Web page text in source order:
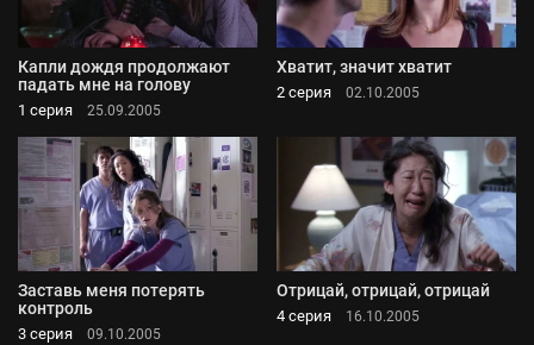
Капли дождя продолжают
падать мне на голову
1 серия 25.09.2005
Хватит, значит хватит
2 серия 02.10.2005
Заставь меня потерять
контроль
3 серия 09.10.2005
Отрицай, отрицай, отрицай
4 серия 16.10.2005